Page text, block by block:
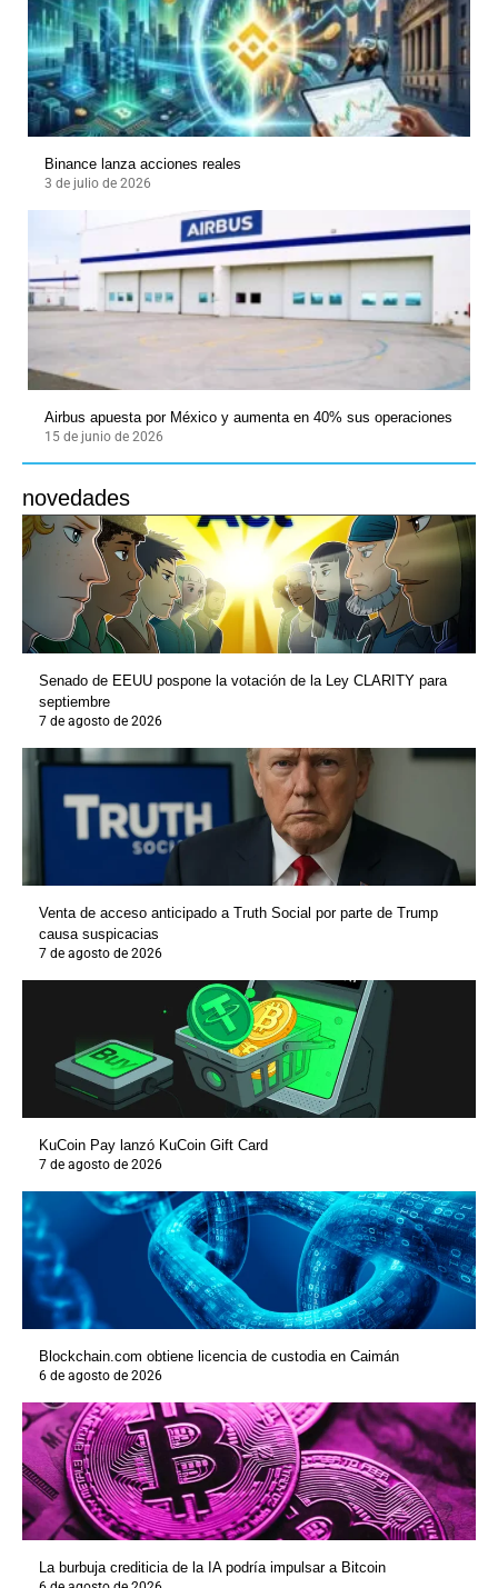
Binance lanza acciones reales
3 de julio de 2026
Airbus apuesta por México y aumenta en 40% sus operaciones
15 de junio de 2026
novedades
Senado de EEUU pospone la votación de la Ley CLARITY para
septiembre
7 de agosto de 2026
Venta de acceso anticipado a Truth Social por parte de Trump
causa suspicacias
7 de agosto de 2026
KuCoin Pay lanzó KuCoin Gift Card
7 de agosto de 2026
Blockchain.com obtiene licencia de custodia en Caimán
6 de agosto de 2026
La burbuja crediticia de la IA podría impulsar a Bitcoin